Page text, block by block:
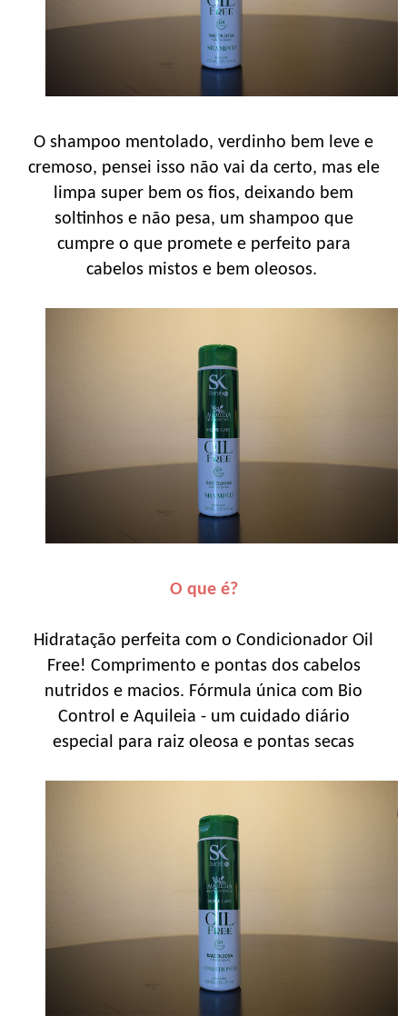
O shampoo mentolado, verdinho bem leve e
cremoso, pensei isso não vai da certo, mas ele
limpa super bem os fios, deixando bem
soltinhos e não pesa, um shampoo que
cumpre o que promete e perfeito para
cabelos mistos e bem oleosos.
O que é?
Hidratação perfeita com o Condicionador Oil
Free! Comprimento e pontas dos cabelos
nutridos e macios. Fórmula única com Bio
Control e Aquileia - um cuidado diário
especial para raiz oleosa e pontas secas